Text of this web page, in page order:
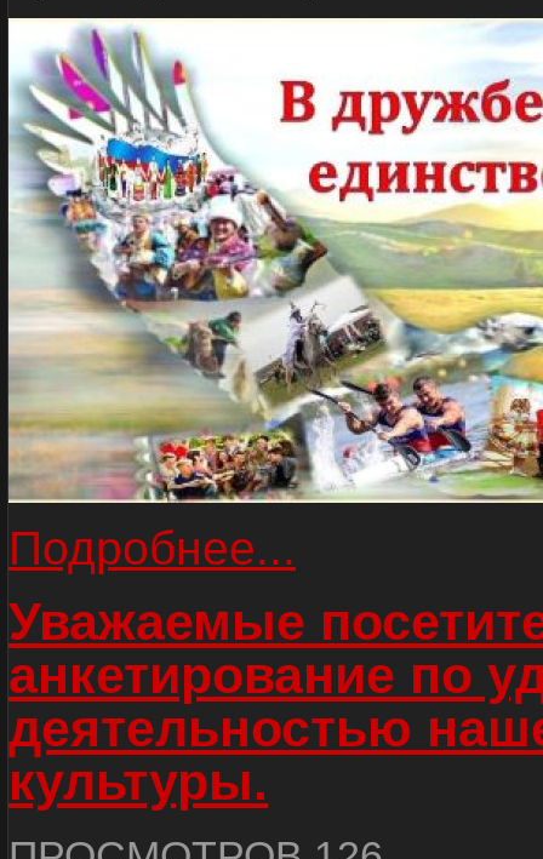
Подробнее...
Уважаемые
анкетирование по
деятельностью
культуры.